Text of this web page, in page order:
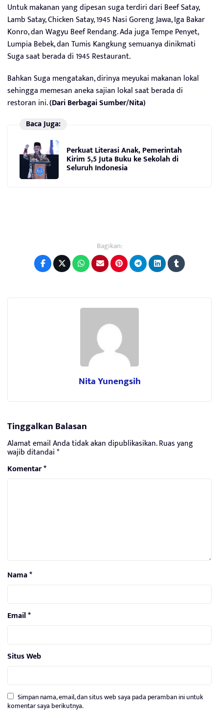
Untuk makanan yang dipesan suga terdiri dari Beef Satay,
Lamb Satay, Chicken Satay, 1945 Nasi Goreng Jawa, Iga Bakar
Konro, dan Wagyu Beef Rendang. Ada juga Tempe Penyet,
Lumpia Bebek, dan Tumis Kangkung semuanya dinikmati
Suga saat berada di 1945 Restaurant.
Bahkan Suga mengatakan, dirinya meyukai makanan lokal
sehingga memesan aneka sajian lokal saat berada di
restoran ini.(Dari Berbagai Sumber/Nita)
Baca Juga:
Perkuat Literasi Anak, Pemerintah
Kirim 5,5 Juta Buku ke Sekolah di
Seluruh Indonesia
Bagikan:
Nita Yunengsih
Tinggalkan Balasan
Alamat email Anda tidak akan dipublikasikan.Ruas yang
wajib ditandai*
Komentar*
Nama*
Email*
Situs Web
Simpan nama, email, dan situs web saya pada peramban ini untuk
komentar saya berikutnya.